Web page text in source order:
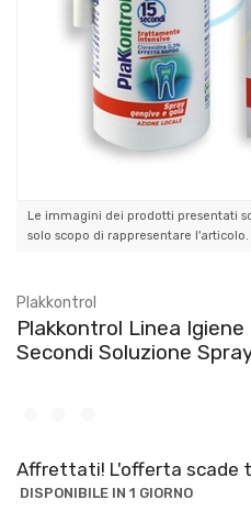
Le immagini dei prodotti presentati
solo scopo di rappresentare l'articolo.
Plakkontrol
Plakkontrol Linea
Secondi Soluzione
Affrettati! L'offerta scade
DISPONIBILE IN 1 GIORNO